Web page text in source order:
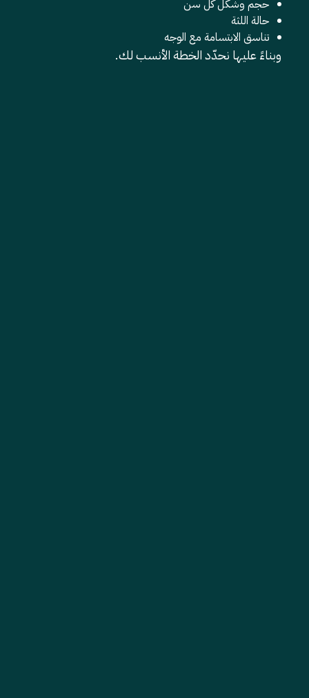
حجم وشكل كل سن
حالة اللثة
تناسق الابتسامة مع الوجه
وبناءً عليها نحدّد الخطة الأنسب لك.